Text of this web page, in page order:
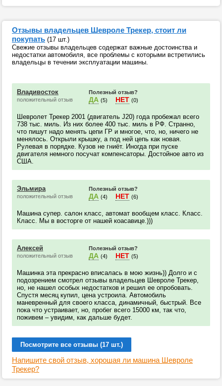
Отзывы владельцев Шевроле Трекер, стоит ли
покупать (17 шт.)
Свежие отзывы владельцев содержат важные достоинства и
недостатки автомобиля, все проблемы с которыми встретились
владельцы в течении эксплуатации машины.
Владивосток
положительный отзыв
Полезный отзыв?
ДА (5) НЕТ (0)
Шевролет Трекер 2001 (двигатель J20) года пробежал всего
738 тыс. миль. Из них более 400 тыс. миль в РФ. Странно,
что пишут надо менять цепи ГР и многое, что, но, ничего не
менялось. Открыли крышку, а под ней цепь как новая.
Рулевая в порядке. Кузов не гниёт. Иногда при пуске
двигателя немного посучат компенсаторы. Достойное авто из
США.
Эльмира
положительный отзыв
Полезный отзыв?
ДА (4) НЕТ (6)
Машина супер. салон класс, автомат вообщем класс. Класс.
Класс. Мы в восторге от нашей коасавице.)))
Алексей
положительный отзыв
Полезный отзыв?
ДА (4) НЕТ (5)
Машинка эта прекрасно вписалась в мою жизнь)) Долго и с
подозрением смотрел отзывы владельцев Шевроле Трекер,
но, не нашел особых недостатков и решил ее опробовать.
Спустя месяц купил, цена устроила. Автомобиль
маневренный для своего класса, динамичный, быстрый. Все
пока что устраивает, но, пробег всего 15000 км, так что,
поживем – увидим, как дальше будет.
Посмотрите все отзывы (17 шт.)
Напишите свой отзыв, хорошая ли машина Шевроле
Трекер?